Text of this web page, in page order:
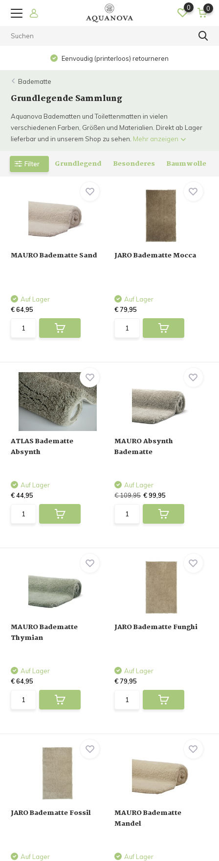
0 0
Op werkdagen voor 15.00 uur besteld? De volgende dag in
huis!
Badematte
Grundlegende Sammlung
Aquanova Badematten und Toilettenmatten in vielen
verschiedenen Farben, Größen und Materialien. Direkt ab Lager
lieferbar und in unserem Shop zu sehen. Mehr anzeigen
Filter Grundlegend Besonderes Baumwolle
MAURO Badematte Sand
Auf Lager
€ 64,95
JARO Badematte Mocca
Auf Lager
€ 79,95
ATLAS Badematte
Absynth
Auf Lager
€ 44,95
MAURO Absynth
Badematte
Auf Lager
€ 109,95 € 99,95
MAURO Badematte
Thymian
Auf Lager
€ 64,95
JARO Badematte Funghi
Auf Lager
€ 79,95
JARO Badematte Fossil
Auf Lager
MAURO Badematte
Mandel
Auf Lager